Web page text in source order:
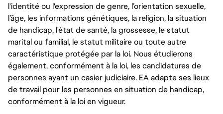
l'identité ou l'expression de genre, l’orientation sexuelle,
l’âge, les informations génétiques, la religion, la situation
de handicap, l'état de santé, la grossesse, le statut
marital ou familial, le statut militaire ou toute autre
caractéristique protégée par la loi. Nous étudierons
également, conformément à la loi, les candidatures de
personnes ayant un casier judiciaire. EA adapte ses lieux
de travail pour les personnes en situation de handicap,
conformément à la loi en vigueur.